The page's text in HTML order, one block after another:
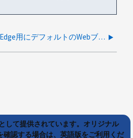
Chrome、Firefox、またはEdge用にデフォルトのWebブラウザが設定されていても、OCSMは引き続きInternet Explorerで開きます。
して提供されています。オリジナル
認する場合は、英語版をご利用くだ